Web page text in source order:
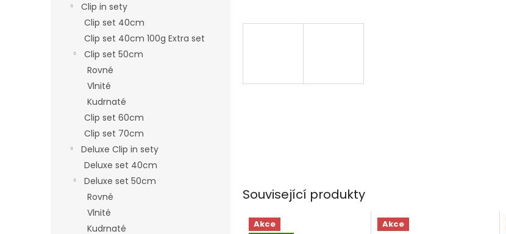
Clip in sety
Clip set 40cm
Clip set 40cm 100g Extra set
Clip set 50cm
Rovné
Vlnité
Kudrnaté
Clip set 60cm
Clip set 70cm
Deluxe Clip in sety
Deluxe set 40cm
Deluxe set 50cm
Rovné
Vlnité
Kudrnaté
Související produkty
Akce
Akce